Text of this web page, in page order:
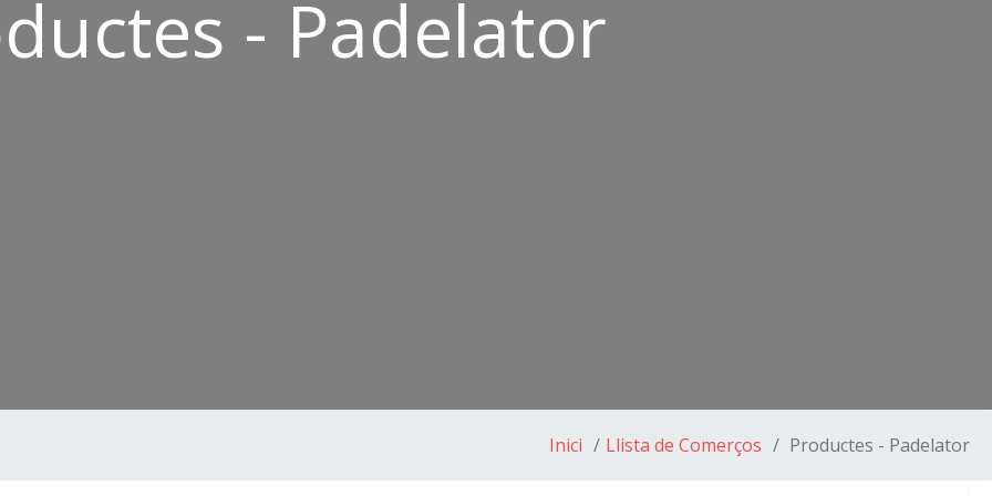
- Padelator
Inici Llista de Comerços Productes - Padelator